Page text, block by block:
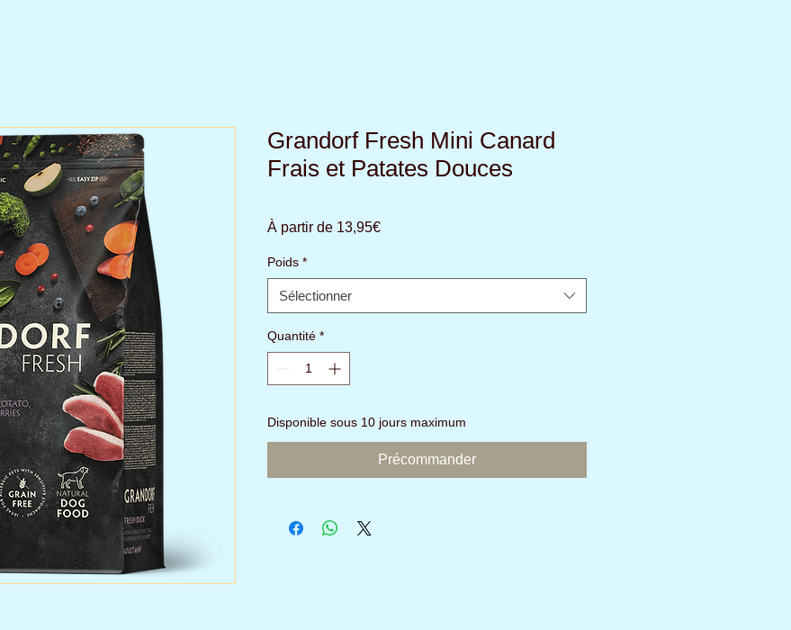
Grandorf Fresh Mini Canard
Frais et Patates Douces
À partir de 13,95€Prix
Poids *
Sélectionner
Quantité *
Disponible sous 10 jours maximum
Précommander